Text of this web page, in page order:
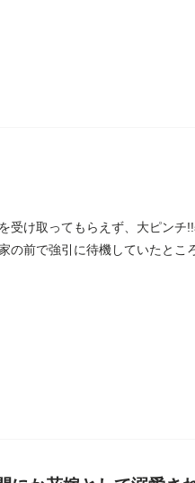
け取ってもらえず、大ピンチ
前で強引に待機していたとこ